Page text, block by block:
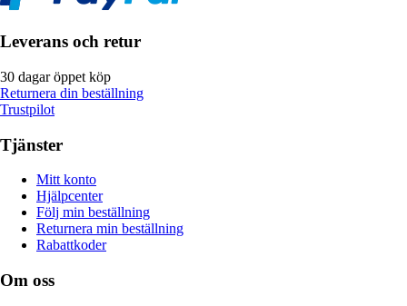
Leverans och retur
30 dagar öppet köp
Returnera din beställning
Trustpilot
Tjänster
Mitt konto
Hjälpcenter
Följ min beställning
Returnera min beställning
Rabattkoder
Om oss